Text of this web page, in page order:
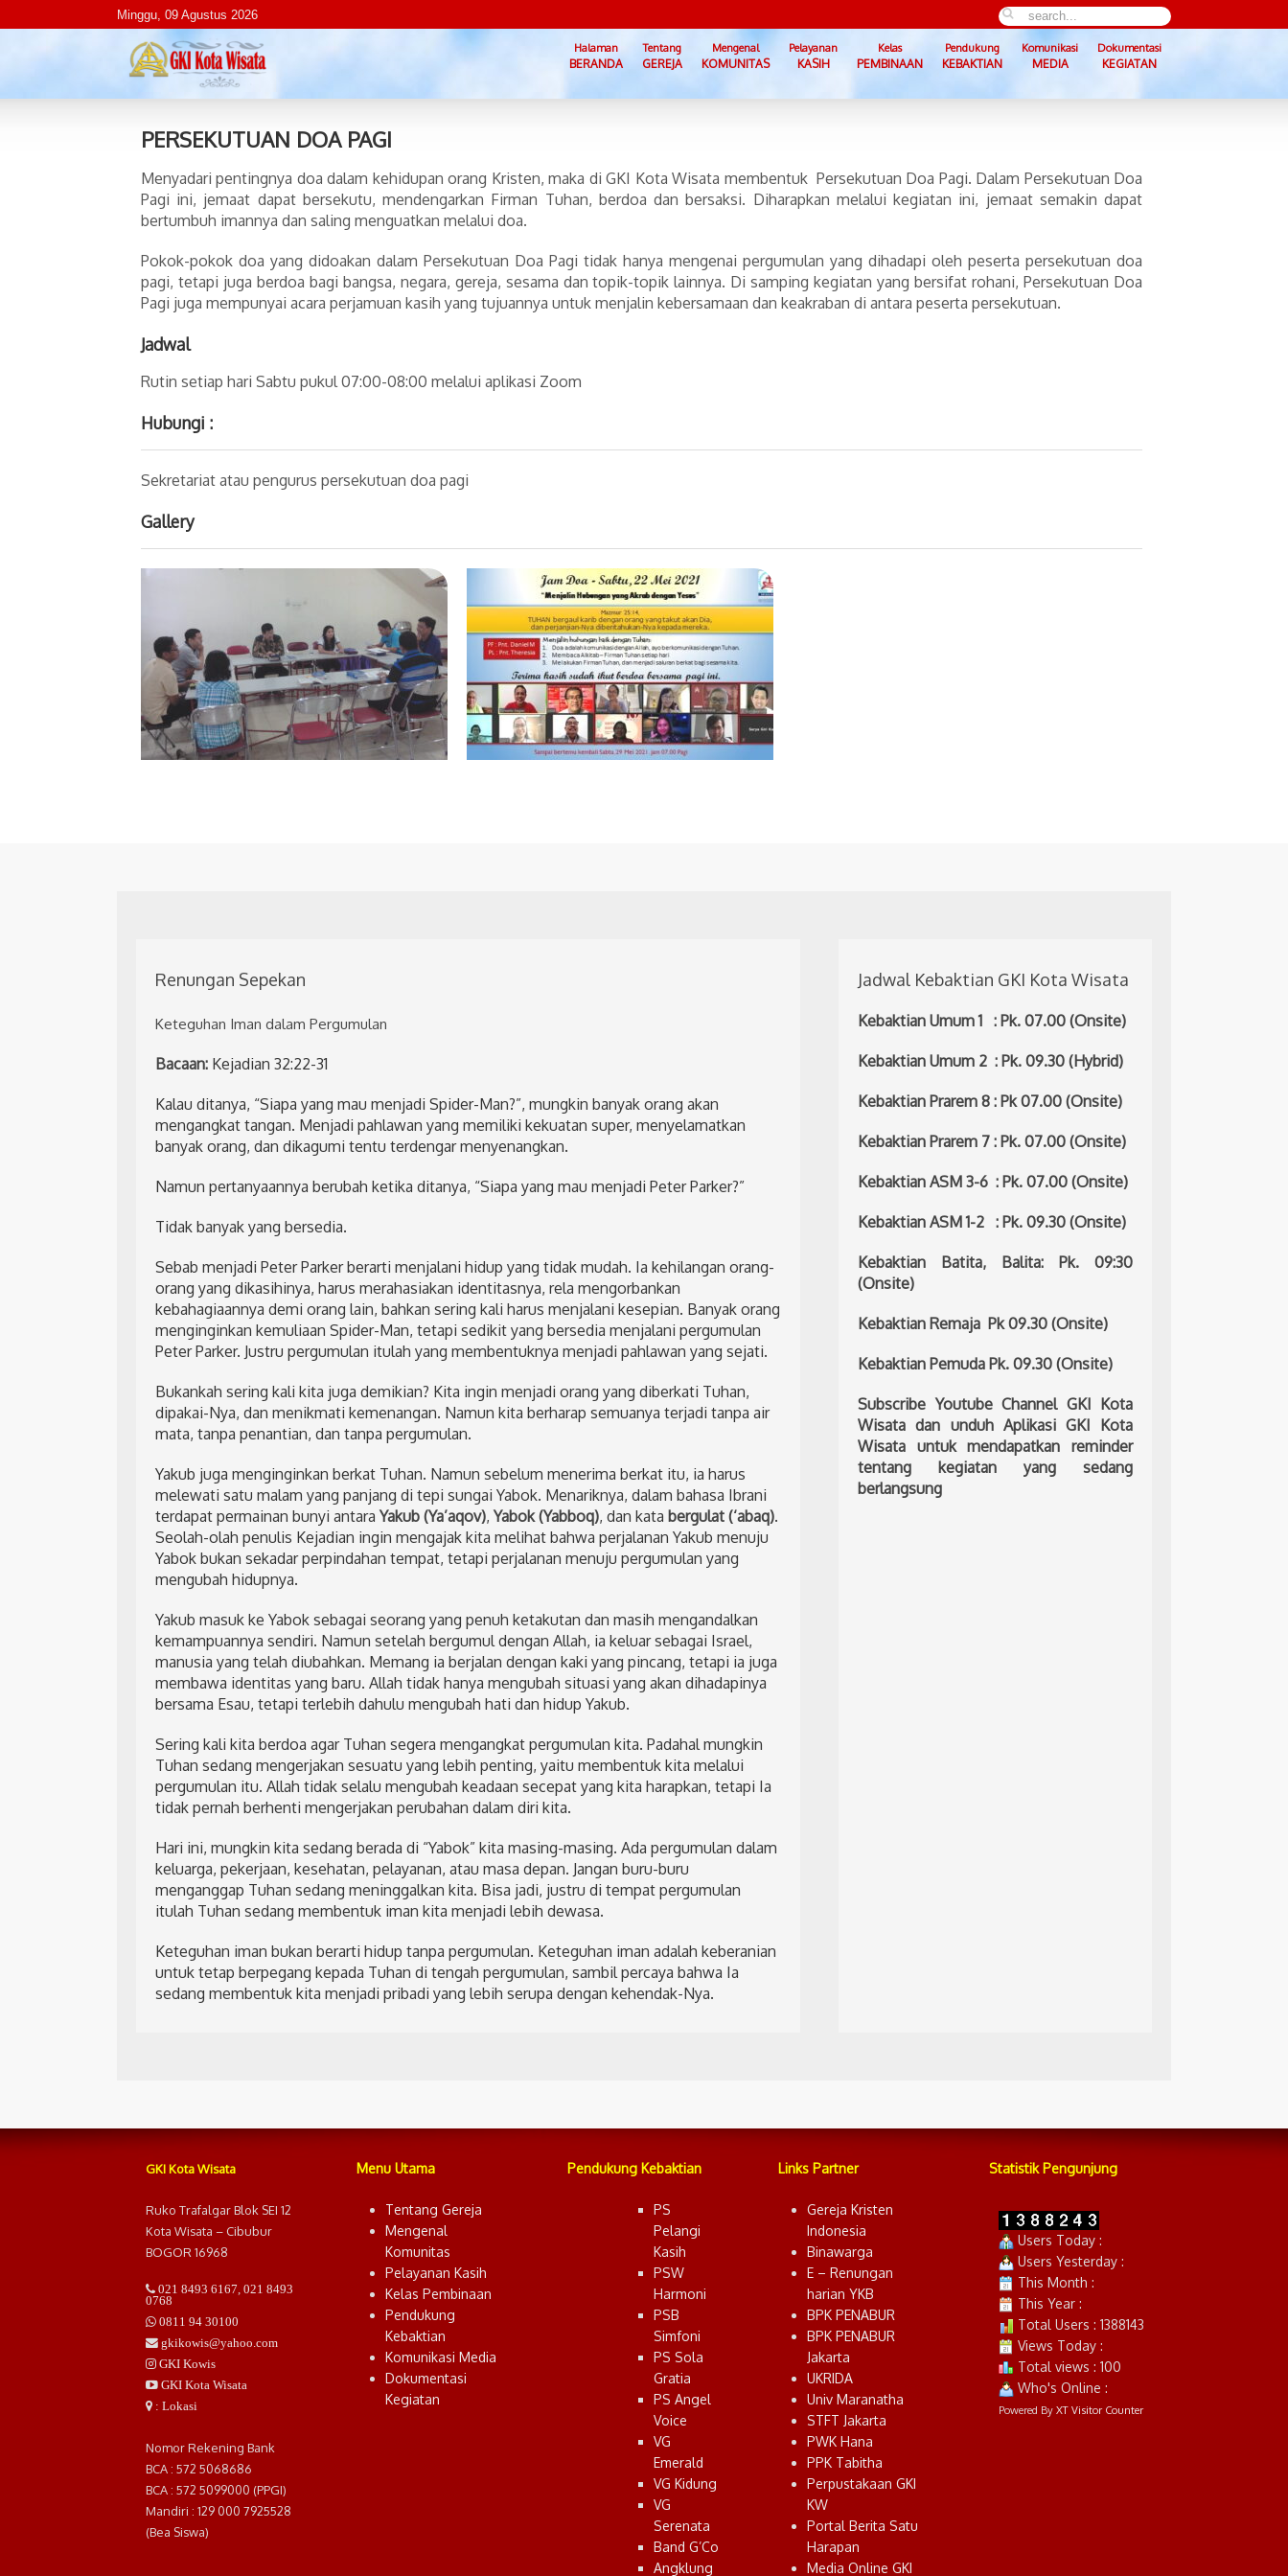
Minggu, 09 Agustus 2026
Halaman
BERANDA
Tentang
GEREJA
Mengenal
KOMUNITAS
Pelayanan
KASIH
Kelas
PEMBINAAN
Pendukung
KEBAKTIAN
Komunikasi
MEDIA
Dokumentasi
KEGIATAN
PERSEKUTUAN DOA PAGI
Menyadari pentingnya doa dalam kehidupan orang Kristen, maka di GKI Kota Wisata membentuk Persekutuan Doa Pagi. Dalam Persekutuan Doa
Pagi ini, jemaat dapat bersekutu, mendengarkan Firman Tuhan, berdoa dan bersaksi. Diharapkan melalui kegiatan ini, jemaat semakin dapat
bertumbuh imannya dan saling menguatkan melalui doa.
Pokok-pokok doa yang didoakan dalam Persekutuan Doa Pagi tidak hanya mengenai pergumulan yang dihadapi oleh peserta persekutuan doa
pagi, tetapi juga berdoa bagi bangsa, negara, gereja, sesama dan topik-topik lainnya. Di samping kegiatan yang bersifat rohani, Persekutuan Doa
Pagi juga mempunyai acara perjamuan kasih yang tujuannya untuk menjalin kebersamaan dan keakraban di antara peserta persekutuan.
Jadwal
Rutin setiap hari Sabtu pukul 07:00-08:00 melalui aplikasi Zoom
Hubungi :
Sekretariat atau pengurus persekutuan doa pagi
Gallery
Renungan Sepekan
Keteguhan Iman dalam Pergumulan
Bacaan: Kejadian 32:22-31
Kalau ditanya, “Siapa yang mau menjadi Spider-Man?”, mungkin banyak orang akan
mengangkat tangan. Menjadi pahlawan yang memiliki kekuatan super, menyelamatkan
banyak orang, dan dikagumi tentu terdengar menyenangkan.
Namun pertanyaannya berubah ketika ditanya, “Siapa yang mau menjadi Peter Parker?”
Tidak banyak yang bersedia.
Sebab menjadi Peter Parker berarti menjalani hidup yang tidak mudah. Ia kehilangan orang-
orang yang dikasihinya, harus merahasiakan identitasnya, rela mengorbankan
kebahagiaannya demi orang lain, bahkan sering kali harus menjalani kesepian. Banyak orang
menginginkan kemuliaan Spider-Man, tetapi sedikit yang bersedia menjalani pergumulan
Peter Parker. Justru pergumulan itulah yang membentuknya menjadi pahlawan yang sejati.
Bukankah sering kali kita juga demikian? Kita ingin menjadi orang yang diberkati Tuhan,
dipakai-Nya, dan menikmati kemenangan. Namun kita berharap semuanya terjadi tanpa air
mata, tanpa penantian, dan tanpa pergumulan.
Yakub juga menginginkan berkat Tuhan. Namun sebelum menerima berkat itu, ia harus
melewati satu malam yang panjang di tepi sungai Yabok. Menariknya, dalam bahasa Ibrani
terdapat permainan bunyi antaraYakub (Ya’aqov),Yabok (Yabboq), dan kata bergulat (‘abaq).
Seolah-olah penulis Kejadian ingin mengajak kita melihat bahwa perjalanan Yakub menuju
Yabok bukan sekadar perpindahan tempat, tetapi perjalanan menuju pergumulan yang
mengubah hidupnya.
Yakub masuk ke Yabok sebagai seorang yang penuh ketakutan dan masih mengandalkan
kemampuannya sendiri. Namun setelah bergumul dengan Allah, ia keluar sebagai Israel,
manusia yang telah diubahkan. Memang ia berjalan dengan kaki yang pincang, tetapi ia juga
membawa identitas yang baru. Allah tidak hanya mengubah situasi yang akan dihadapinya
bersama Esau, tetapi terlebih dahulu mengubah hati dan hidup Yakub.
Sering kali kita berdoa agar Tuhan segera mengangkat pergumulan kita. Padahal mungkin
Tuhan sedang mengerjakan sesuatu yang lebih penting, yaitu membentuk kita melalui
pergumulan itu. Allah tidak selalu mengubah keadaan secepat yang kita harapkan, tetapi Ia
tidak pernah berhenti mengerjakan perubahan dalam diri kita.
Hari ini, mungkin kita sedang berada di “Yabok” kita masing-masing. Ada pergumulan dalam
keluarga, pekerjaan, kesehatan, pelayanan, atau masa depan. Jangan buru-buru
menganggap Tuhan sedang meninggalkan kita. Bisa jadi, justru di tempat pergumulan
itulah Tuhan sedang membentuk iman kita menjadi lebih dewasa.
Keteguhan iman bukan berarti hidup tanpa pergumulan. Keteguhan iman adalah keberanian
untuk tetap berpegang kepada Tuhan di tengah pergumulan, sambil percaya bahwa Ia
sedang membentuk kita menjadi pribadi yang lebih serupa dengan kehendak-Nya.
Jadwal Kebaktian GKI Kota Wisata
Kebaktian Umum 1 : Pk. 07.00 (Onsite)
Kebaktian Umum 2 : Pk. 09.30 (Hybrid)
Kebaktian Prarem 8 : Pk 07.00 (Onsite)
Kebaktian Prarem 7 : Pk. 07.00 (Onsite)
Kebaktian ASM 3-6 : Pk. 07.00 (Onsite)
Kebaktian ASM 1-2 : Pk. 09.30 (Onsite)
Kebaktian Batita, Balita: Pk. 09:30
(Onsite)
Kebaktian Remaja Pk 09.30 (Onsite)
Kebaktian Pemuda Pk. 09.30 (Onsite)
Subscribe Youtube Channel GKI Kota
Wisata dan unduh Aplikasi GKI Kota
Wisata untuk mendapatkan reminder
tentang kegiatan yang sedang
berlangsung
GKI Kota Wisata
Ruko Trafalgar Blok SEI 12
Kota Wisata – Cibubur
BOGOR 16968
021 8493 6167 021 8493
0768
0811 94 30100
gkikowis@yahoo.com
GKI Kowis
GKI Kota Wisata
: Lokasi
Nomor Rekening Bank
BCA : 572 5068686
BCA : 572 5099000 (PPGI)
Mandiri : 129 000 7925528
(Bea Siswa)
Menu Utama
Tentang Gereja
Mengenal
Komunitas
Pelayanan Kasih
Kelas Pembinaan
Pendukung
Kebaktian
Komunikasi Media
Dokumentasi
Kegiatan
Pendukung Kebaktian
PS
Pelangi
Kasih
PSW
Harmoni
PSB
Simfoni
PS Sola
Gratia
PS Angel
Voice
VG
Emerald
VG Kidung
VG
Serenata
Band G’Co
Angklung
Links Partner
Gereja Kristen
Indonesia
Binawarga
E – Renungan
harian YKB
BPK PENABUR
BPK PENABUR
Jakarta
UKRIDA
Univ Maranatha
STFT Jakarta
PWK Hana
PPK Tabitha
Perpustakaan GKI
KW
Portal Berita Satu
Harapan
Media Online GKI
Statistik Pengunjung
Users Today :
Users Yesterday :
This Month :
This Year :
Total Users : 1388143
Views Today :
Total views : 100
Who's Online :
Powered By XT Visitor Counter